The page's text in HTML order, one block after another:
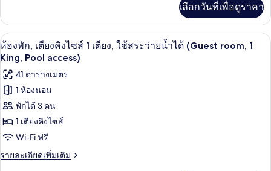
room,1K,Pool
1
เตียง,
วิว
สระ
ว่าย
น้ำ
(Larger
Guest
room,
1
เกี่ยว
กับ
ห้อง
พัก,
เตียง
คิง
ไซส์
เตียง,
วิว
ว่าย
น้ำ
(Larger
เลือกวันที่เพื่อดูราคา
เปิด
ภาพถ่าย
ทั้งหมด
ของ
ห้อง
พัก,
เตียง
คิง
ห้องพัก, เตียงคิงไซส์ 1 เตียง, ใช้สระว่
5
ห้องพัก, เตียงคิงไซส์ 1 เตียง, ใช้สระว่ายน้ำได้ (Guest room, 1
King, Pool access)
41 ตารางเมตร
1 ห้องนอน
พักได้ 3 คน
1 เตียงคิงไซส์
Wi-Fi ฟรี
รายละเอียดเพิ่มเติม
ราย